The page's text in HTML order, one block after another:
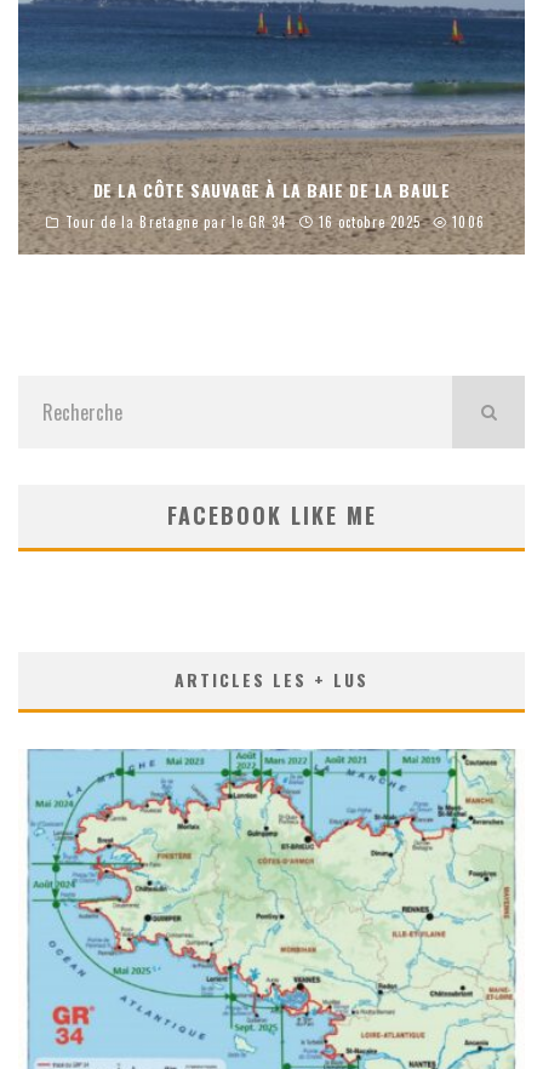
DE LA CÔTE SAUVAGE À LA BAIE DE LA BAULE
Tour de la Bretagne par le GR 34 16 octobre 2025 1006
FACEBOOK LIKE ME
ARTICLES LES + LUS